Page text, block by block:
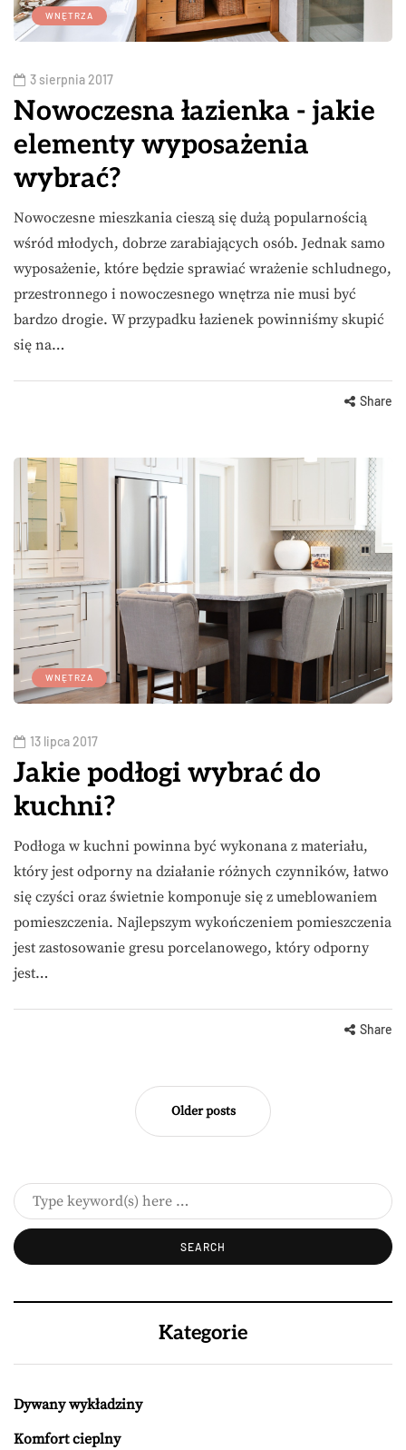
WNĘTRZA
3 sierpnia 2017
Nowoczesna łazienka - jakie
elementy wyposażenia
wybrać?
Nowoczesne mieszkania cieszą się dużą popularnością
wśród młodych, dobrze zarabiających osób. Jednak samo
wyposażenie, które będzie sprawiać wrażenie schludnego,
przestronnego i nowoczesnego wnętrza nie musi być
bardzo drogie. W przypadku łazienek powinniśmy skupić
się na…
Share
WNĘTRZA
13 lipca 2017
Jakie podłogi wybrać do
kuchni?
Podłoga w kuchni powinna być wykonana z materiału,
który jest odporny na działanie różnych czynników, łatwo
się czyści oraz świetnie komponuje się z umeblowaniem
pomieszczenia. Najlepszym wykończeniem pomieszczenia
jest zastosowanie gresu porcelanowego, który odporny
jest…
Share
Older posts
Kategorie
Dywany wykładziny
Komfort cieplny